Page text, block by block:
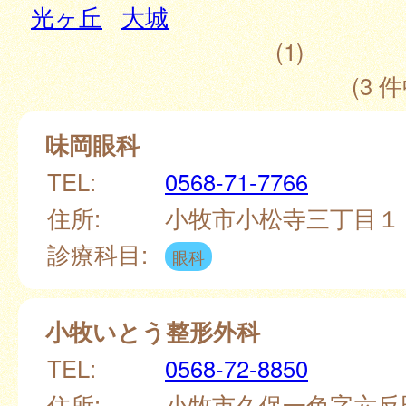
光ヶ丘 大城
(1)
(3
味岡眼科
TEL:
0568-71-7766
住所:
小牧市小松寺三丁目
診療科目:
眼科
小牧いとう整形外科
TEL:
0568-72-8850